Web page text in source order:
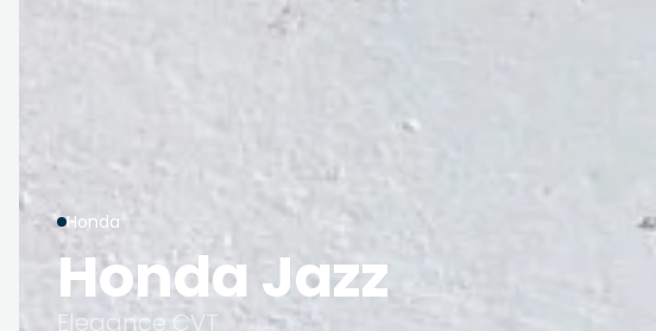
Honda
Honda Jazz
Elegance CVT